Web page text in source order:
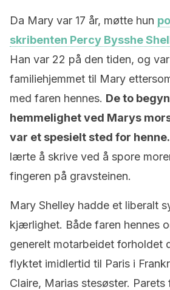
Da Mary var 17 år, møtte hun
skribenten Percy Bysshe
Han var 22 på den tiden, og
familiehjemmet til Mary
med faren hennes. De to
hemmelighet ved Marys
var et spesielt sted for henne.
lærte å skrive ved å spore
fingeren på gravsteinen.
Mary Shelley hadde et liberalt
kjærlighet. Både faren hennes
generelt motarbeidet forholdet
flyktet imidlertid til Paris i
Claire, Marias stesøster.